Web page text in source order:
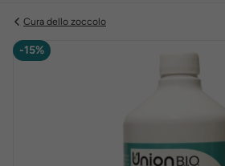
Cura dello zoccolo
-15%